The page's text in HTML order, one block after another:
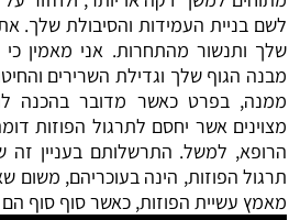
לשם בניית העמידות והסיבולת שלך.
שלך ותנשור מהתחרות. אני מאמין
מבנה הגוף שלך וגדילת השרירים
ממנה, בפרט כאשר מדובר בהכנה
מצוינים אשר יחסם לתרגול הפוזות
הרופא, למשל. התרשלותם בעניין זה
תרגול הפוזות, הינה בעוכריהם, משום
מאמץ עשיית הפוזות, כאשר סוף סוף